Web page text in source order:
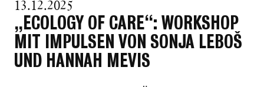
13.12.2025
„ECOLOGY OF CARE“: WORKSHOP
MIT IMPULSEN VON SONJA LEBOŠ
UND HANNAH MEVIS